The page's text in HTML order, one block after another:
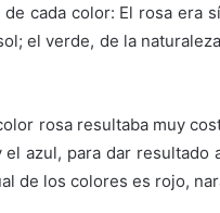
cada color: El rosa era
el verde, de la
rosa resultaba muy
azul, para dar
de los colores es rojo,